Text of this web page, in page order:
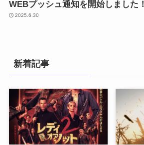
WEBプッシュ通知を開始しました！
2025.6.30
新着記事